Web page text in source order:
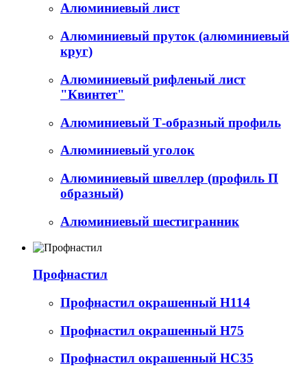
Алюминиевый лист
Алюминиевый пруток (алюминиевый
круг)
Алюминиевый рифленый лист
"Квинтет"
Алюминиевый Т-образный профиль
Алюминиевый уголок
Алюминиевый швеллер (профиль П
образный)
Алюминиевый шестигранник
Профнастил
Профнастил окрашенный Н114
Профнастил окрашенный Н75
Профнастил окрашенный НС35